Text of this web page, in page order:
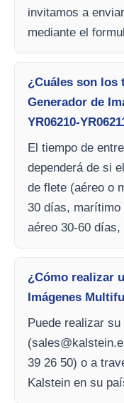
invitamos a
mediante el
¿Cuáles son los
Generador de
YR06210-
El tiempo de
dependerá de si
de flete (aéreo o
30 días, marítimo
aéreo 30-60
¿Cómo realizar
Imágenes
Puede realizar
(
39 26 50) o a
Kalstein en su